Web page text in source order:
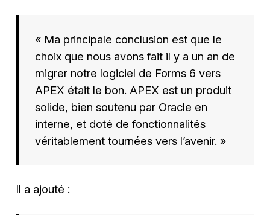
« Ma principale conclusion est que le
choix que nous avons fait il y a un an de
migrer notre logiciel de Forms 6 vers
APEX était le bon. APEX est un produit
solide, bien soutenu par Oracle en
interne, et doté de fonctionnalités
véritablement tournées vers l’avenir. »
Il a ajouté :